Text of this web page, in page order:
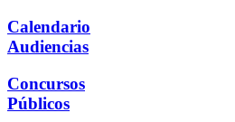
Calendario
Audiencias
Concursos
Públicos